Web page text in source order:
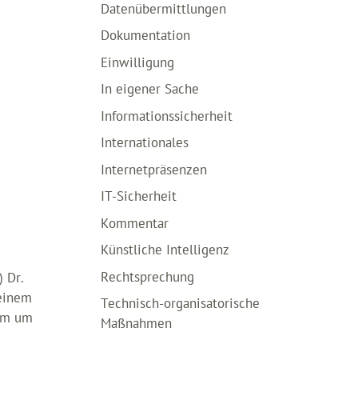
Dr.
um
Datenübermittlungen
Dokumentation
Einwilligung
In eigener Sache
Informationssicherheit
Internationales
Internetpräsenzen
IT-Sicherheit
Kommentar
Künstliche Intelligenz
Rechtsprechung
Technisch-organisatorische
Maßnahmen